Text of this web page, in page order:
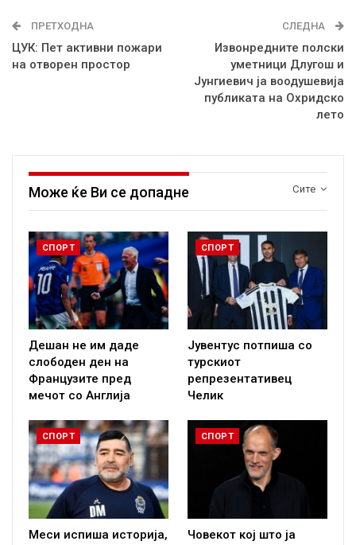
ПРЕТХОДНА
ЦУК: Пет активни пожари
на отворен простор
СЛЕДНА
Извонредните полски
уметници Длугош и
Јунгиевич ја воодушевија
публиката на Охридско
лето
Сите
Може ќе Ви се допадне
СПОРТ
Дешан не им даде
слободен ден на
Французите пред
мечот со Англија
СПОРТ
Јувентус потпиша со
турскиот
репрезентативец
Челик
СПОРТ
Меси испиша историја,
СПОРТ
Човекот кој што ја